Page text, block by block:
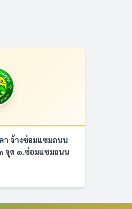
า จ้างซ่อมแซมถนน
จุด ๑.ซ่อมแซมถนน